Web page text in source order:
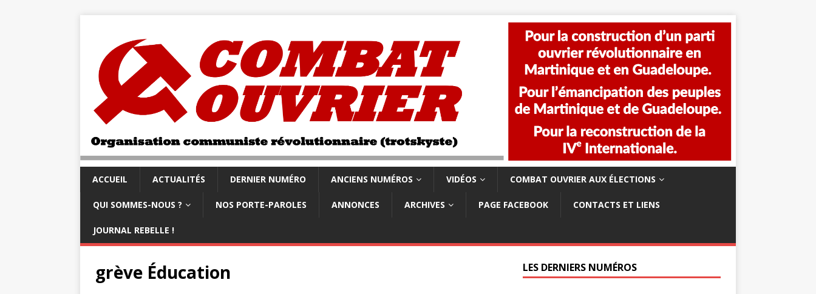
ACCUEIL ACTUALITÉS DERNIER NUMÉRO ANCIENS NUMÉROS VIDÉOS COMBAT OUVRIER AUX ÉLECTIONS
QUI SOMMES-NOUS ? NOS PORTE-PAROLES ANNONCES ARCHIVES PAGE FACEBOOK CONTACTS ET LIENS
JOURNAL REBELLE !
grève Éducation LES DERNIERS NUMÉROS